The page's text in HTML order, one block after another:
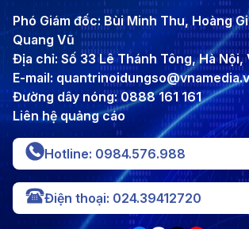
Phó Giám đốc: Bùi Minh Thu, Hoàng
Quang Vũ
Địa chỉ: Số 33 Lê Thánh Tông, Hà Nội,
E-mail:
Đường dây nóng: 0888 161 161
Liên hệ quảng cáo
Hotline: 0984.576.988
Điện thoại: 024.39412720